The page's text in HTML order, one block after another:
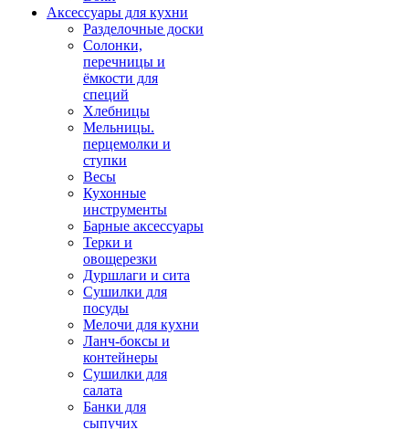
Аксессуары для кухни
Разделочные доски
Солонки,
перечницы и
ёмкости для
специй
Хлебницы
Мельницы.
перцемолки и
ступки
Весы
Кухонные
инструменты
Барные аксессуары
Терки и
овощерезки
Дуршлаги и сита
Сушилки для
посуды
Мелочи для кухни
Ланч-боксы и
контейнеры
Сушилки для
салата
Банки для
сыпучих